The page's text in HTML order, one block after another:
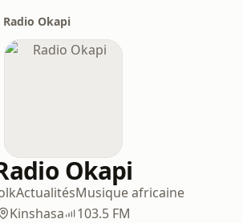
Radio Okapi
Okapi
ActualitésMusique africaine
Kinshasa
103.5 FM